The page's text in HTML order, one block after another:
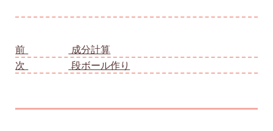
前
成分計算
次
段ボール作り